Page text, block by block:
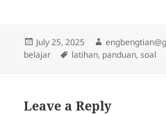
Posted
on
July 25, 2025 Author
belajar
Tags
latihan, panduan,soal
Leave a Reply